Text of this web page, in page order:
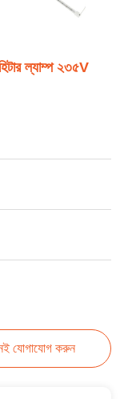
ল্যাম্প ২৩৫V
যোগাযোগ করুন